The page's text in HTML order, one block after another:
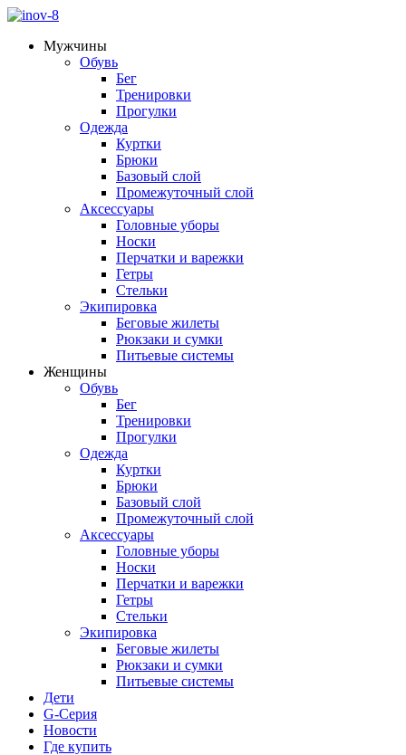
Мужчины
Обувь
Бег
Тренировки
Прогулки
Одежда
Куртки
Брюки
Базовый слой
Промежуточный слой
Аксессуары
Головные уборы
Носки
Перчатки и варежки
Гетры
Стельки
Экипировка
Беговые жилеты
Рюкзаки и сумки
Питьевые системы
Женщины
Обувь
Бег
Тренировки
Прогулки
Одежда
Куртки
Брюки
Базовый слой
Промежуточный слой
Аксессуары
Головные уборы
Носки
Перчатки и варежки
Гетры
Стельки
Экипировка
Беговые жилеты
Рюкзаки и сумки
Питьевые системы
Дети
G-Серия
Новости
Где купить